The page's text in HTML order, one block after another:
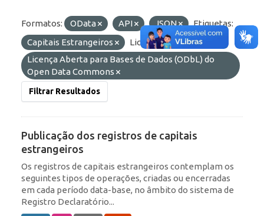
Formatos: OData API JSON
Etiquetas:
Capitais Estrangeiros
Licenças:
Licença Aberta para Bases de Dados (ODbL) do
Open Data Commons
Filtrar Resultados
Publicação dos registros de capitais
estrangeiros
Os registros de capitais estrangeiros contemplam os
seguintes tipos de operações, criadas ou encerradas
em cada período data-base, no âmbito do sistema de
Registro Declaratório...